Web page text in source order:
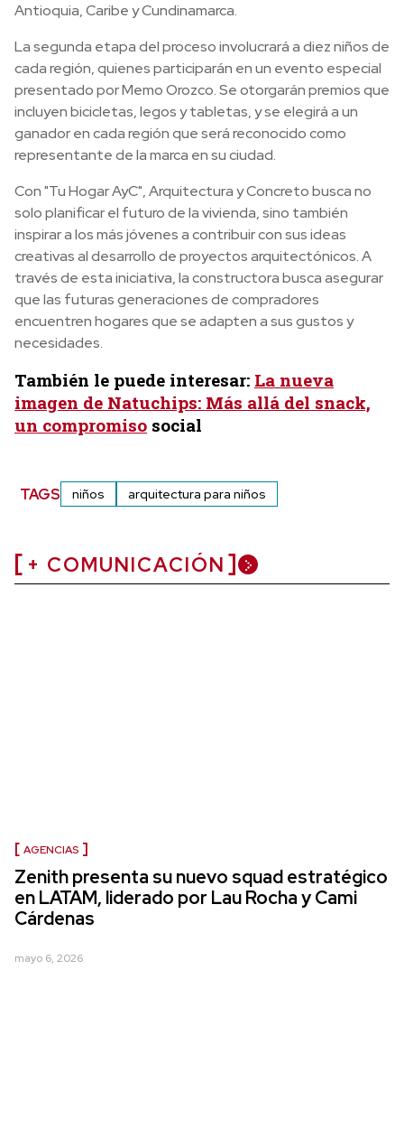
Antioquia, Caribe y Cundinamarca.
La segunda etapa del proceso involucrará a diez niños de
cada región, quienes participarán en un evento especial
presentado por Memo Orozco. Se otorgarán premios que
incluyen bicicletas, legos y tabletas, y se elegirá a un
ganador en cada región que será reconocido como
representante de la marca en su ciudad.
Con "Tu Hogar AyC", Arquitectura y Concreto busca no
solo planificar el futuro de la vivienda, sino también
inspirar a los más jóvenes a contribuir con sus ideas
creativas al desarrollo de proyectos arquitectónicos. A
través de esta iniciativa, la constructora busca asegurar
que las futuras generaciones de compradores
encuentren hogares que se adapten a sus gustos y
necesidades.
También le puede interesar: La nueva
imagen de Natuchips: Más allá del snack,
un compromiso social
TAGS niños arquitectura para niños
+ COMUNICACIÓN
AGENCIAS
Zenith presenta su nuevo squad estratégico
en LATAM, liderado por Lau Rocha y Cami
Cárdenas
mayo 6, 2026